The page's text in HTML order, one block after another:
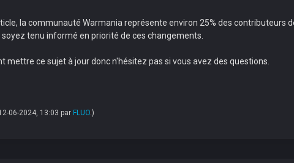
la communauté Warmania représente environ 25% des
tenu informé en priorité de ces changements.
mettre ce sujet à jour donc n'hésitez pas si vous avez des questions.
06-2024, 13:03 par FLUO.)